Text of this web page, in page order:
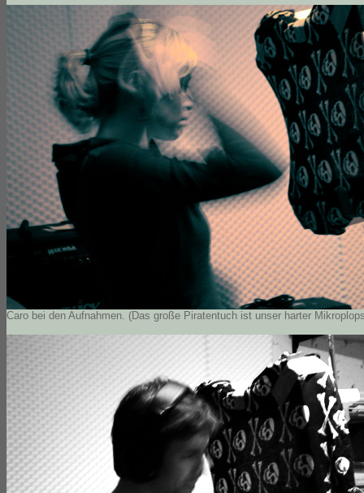
Caro bei den Aufnahmen. (Das große Piratentuch ist unser harter